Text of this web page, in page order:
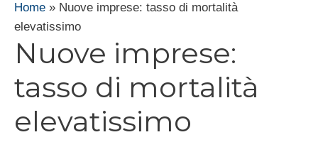
Home » Nuove imprese: tasso di mortalità
elevatissimo
Nuove imprese:
tasso di mortalità
elevatissimo